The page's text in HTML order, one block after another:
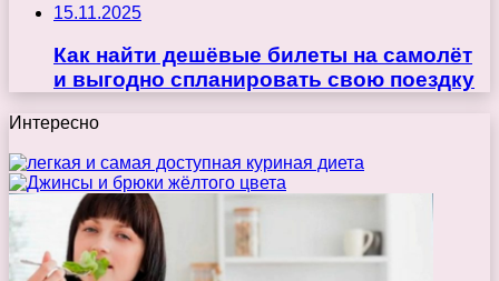
15.11.2025
Как найти дешёвые билеты на самолёт
и выгодно спланировать свою поездку
Интересно